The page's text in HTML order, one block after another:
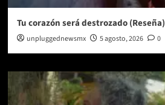
Tu corazón será destrozado (Reseña)
unpluggednewsmx 5 agosto, 2026 0